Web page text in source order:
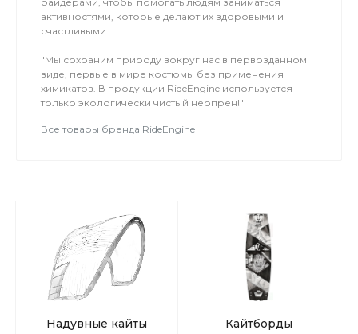
активностями, которые делают их здоровыми и
счастливыми.
"Мы сохраним природу вокруг нас в первозданном
виде, первые в мире костюмы без применения
химикатов. В продукции RideEngine используется
только экологически чистый неопрен!"
Все товары бренда RideEngine
Надувные кайты Кайтборды